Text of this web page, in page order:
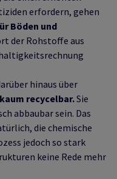
erfordern, gehen
Böden und
der Rohstoffe aus
hinaus über
kaum recycelbar.Sie
abbaubar sein. Das
die chemische
jedoch so stark
keine Rede mehr